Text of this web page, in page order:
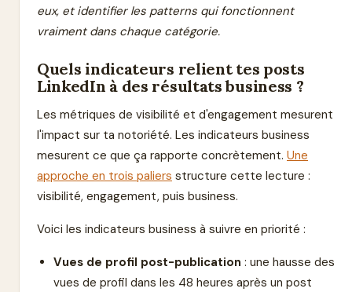
eux, et identifier les patterns qui fonctionnent
vraiment dans chaque catégorie.
Quels indicateurs relient tes posts
LinkedIn à des résultats business ?
Les métriques de visibilité et d'engagement mesurent
l'impact sur ta notoriété. Les indicateurs business
mesurent ce que ça rapporte concrètement. Une
approche en trois paliers structure cette lecture :
visibilité, engagement, puis business.
Voici les indicateurs business à suivre en priorité :
Vues de profil post-publication : une hausse des
vues de profil dans les 48 heures après un post